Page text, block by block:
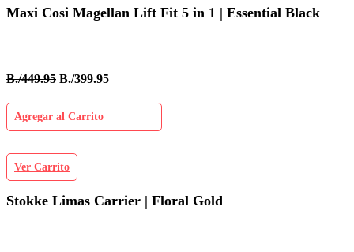
Maxi Cosi Magellan Lift Fit 5 in 1 | Essential Black
B./449.95 B./399.95
Agregar al Carrito
Ver Carrito
Stokke Limas Carrier | Floral Gold